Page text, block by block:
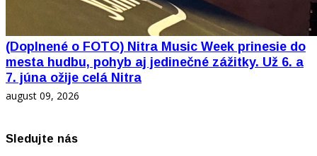
(Doplnené o FOTO) Nitra Music Week prinesie do
mesta hudbu, pohyb aj jedinečné zážitky. Už 6. a
7. júna ožije celá Nitra
august 09, 2026
Sledujte nás